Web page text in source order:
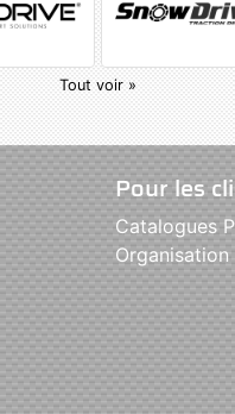
Tout voir »
Pour les
Catalogues
Organisation